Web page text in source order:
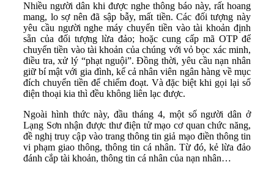
Nhiều người dân khi được nghe thông báo này, rất hoang
mang, lo sợ nên đã sập bẫy, mất tiền. Các đối tượng này
yêu cầu người nghe máy chuyển tiền vào tài khoản định
sẵn của đối tượng lừa đảo; hoặc cung cấp mã OTP để
chuyển tiền vào tài khoản của chúng với vỏ bọc xác minh,
điều tra, xử lý “phạt nguội”. Đồng thời, yêu cầu nạn nhân
giữ bí mật với gia đình, kể cả nhân viên ngân hàng về mục
đích chuyển tiền để chiếm đoạt. Và đặc biệt khi gọi lại số
điện thoại kia thì đều không liên lạc được.
Ngoài hình thức này, đầu tháng 4, một số người dân ở
Lạng Sơn nhận được thư điện tử mạo cơ quan chức năng,
đề nghị truy cập vào trang thông tin giả mạo điền thông tin
vi phạm giao thông, thông tin cá nhân. Từ đó, kẻ lừa đảo
đánh cắp tài khoản, thông tin cá nhân của nạn nhân…